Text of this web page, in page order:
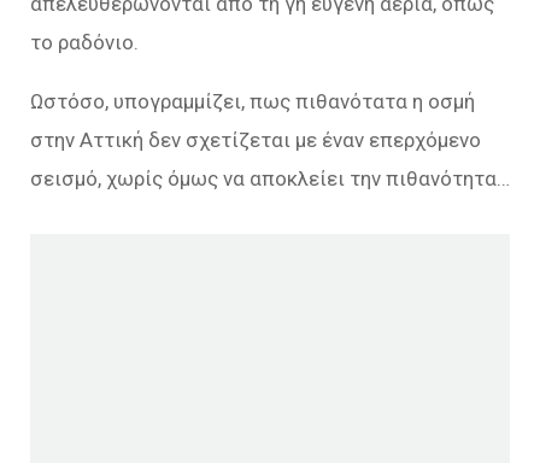
το ραδόνιο.
Ωστόσο, υπογραμμίζει, πως πιθανότατα η οσμή
στην Αττική δεν σχετίζεται με έναν επερχόμενο
σεισμό, χωρίς όμως να αποκλείει την πιθανότητα…